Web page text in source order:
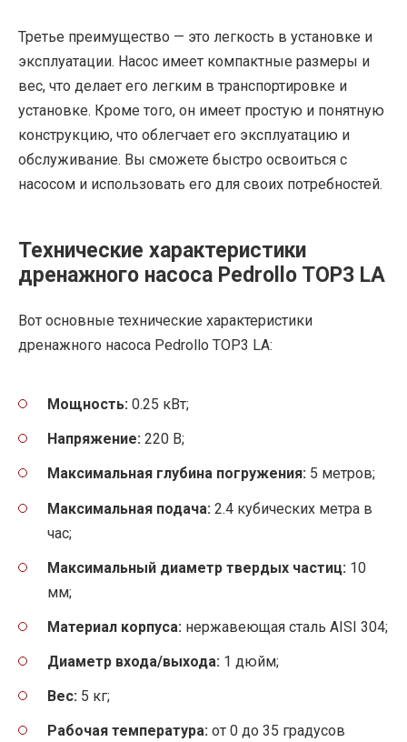
Третье преимущество — это легкость в установке и
эксплуатации. Насос имеет компактные размеры и
вес, что делает его легким в транспортировке и
установке. Кроме того, он имеет простую и понятную
конструкцию, что облегчает его эксплуатацию и
обслуживание. Вы сможете быстро освоиться с
насосом и использовать его для своих потребностей.
Технические характеристики
дренажного насоса Pedrollo TOP3 LA
Вот основные технические характеристики
дренажного насоса Pedrollo TOP3 LA:
Мощность: 0.25 кВт;
Напряжение: 220 В;
Максимальная глубина погружения: 5 метров;
Максимальная подача: 2.4 кубических метра в
час;
Максимальный диаметр твердых частиц: 10
мм;
Материал корпуса: нержавеющая сталь AISI 304;
Диаметр входа/выхода: 1 дюйм;
Вес: 5 кг;
Рабочая температура: от 0 до 35 градусов